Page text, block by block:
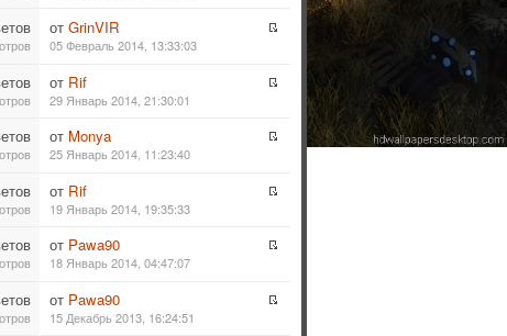
от GrinVIR
05 Февраль 2014, 13:33:03
от Rif
29 Январь 2014, 21:30:01
от Monya
25 Январь 2014, 11:23:40
от Rif
19 Январь 2014, 19:35:33
от Pawa90
18 Январь 2014, 04:47:07
от Pawa90
15 Декабрь 2013, 16:24:51